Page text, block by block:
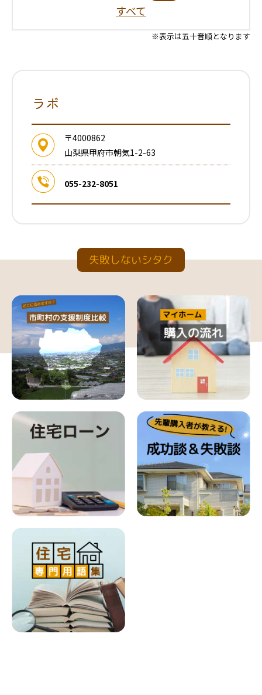
すべて
※表示は五十音順となります
ラボ
〒4000862
山梨県甲府市朝気1-2-63
055-232-8051
失敗しないシタク